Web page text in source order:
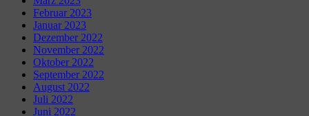
Februar 2023
Januar 2023
Dezember 2022
November 2022
Oktober 2022
September 2022
August 2022
Juli 2022
Juni 2022